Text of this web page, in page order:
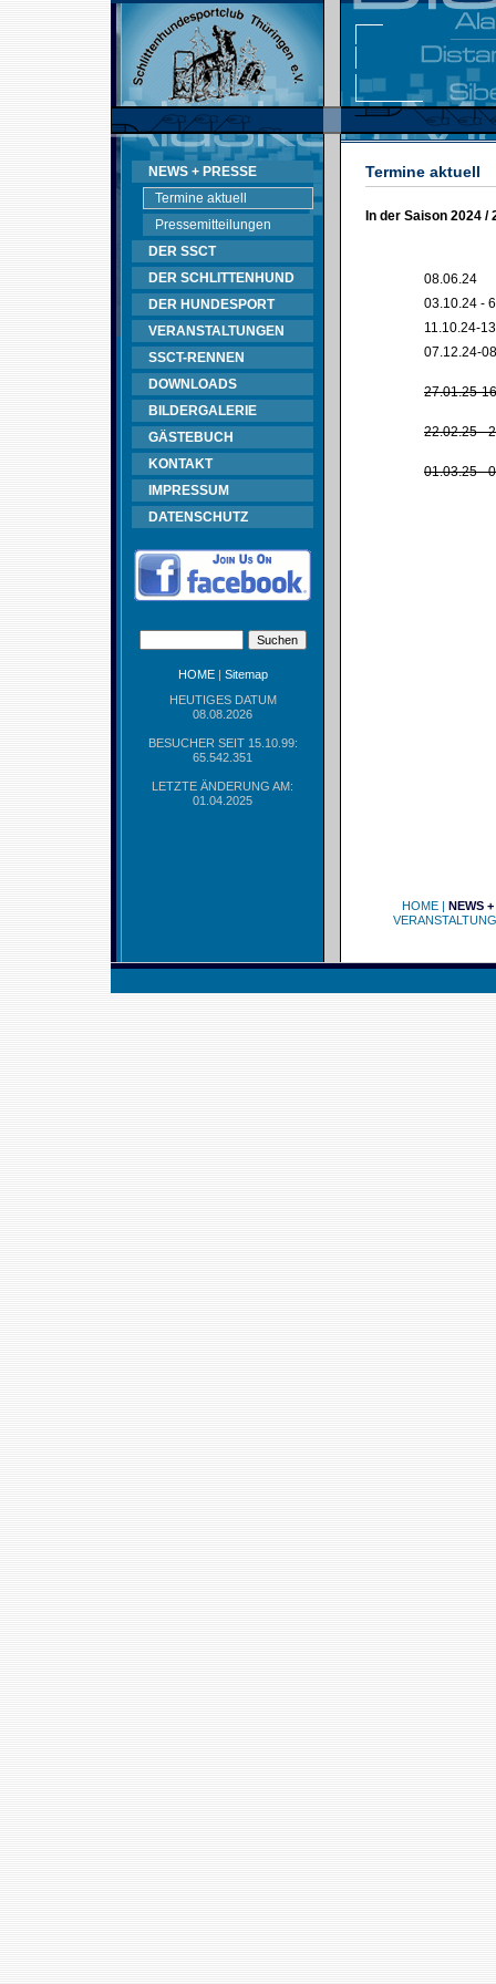
NEWS + PRESSE
Termine aktuell
Pressemitteilungen
DER SSCT
DER SCHLITTENHUND
DER HUNDESPORT
VERANSTALTUNGEN
SSCT-RENNEN
DOWNLOADS
BILDERGALERIE
GÄSTEBUCH
KONTAKT
IMPRESSUM
DATENSCHUTZ
HOME| Sitemap
HEUTIGES DATUM
08.08.2026
BESUCHER SEIT 15.10.99:
65.542.351
LETZTE ÄNDERUNG AM:
01.04.2025
Termine aktuell
In der Saison 2024
08.06.24
03.10.24 -
11.10.24-
07.12.24-
27.01.25-
22.02.25 -
01.03.25 -
HOME| NEWS